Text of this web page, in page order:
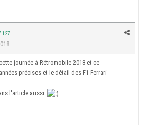
127
journée à Rétromobile 2018 et ce
précises et le détail des F1 Ferrari
l'article aussi.